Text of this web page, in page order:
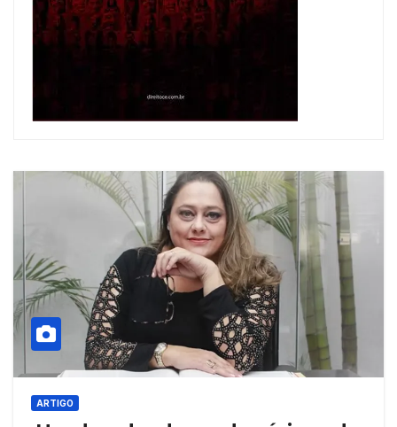
ARTIGO